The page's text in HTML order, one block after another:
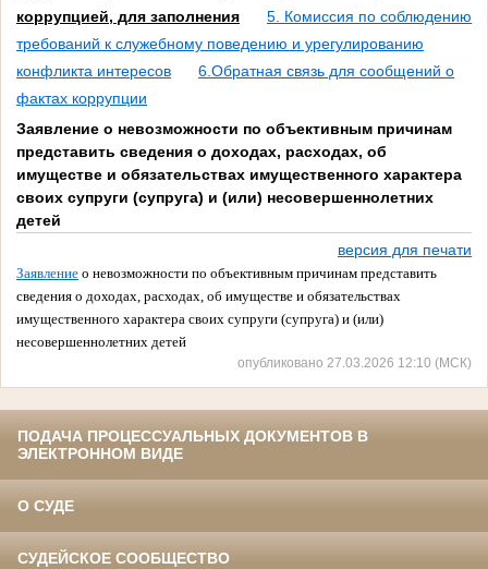
коррупцией, для заполнения
5. Комиссия по соблюдению
требований к служебному поведению и урегулированию
конфликта интересов
6.Обратная связь для сообщений о
фактах коррупции
Заявление о невозможности по объективным причинам
представить сведения о доходах, расходах, об
имуществе и обязательствах имущественного характера
своих супруги (супруга) и (или) несовершеннолетних
детей
версия для печати
Заявление о невозможности по объективным причинам представить
сведения о доходах, расходах, об имуществе и обязательствах
имущественного характера своих супруги (супруга) и (или)
несовершеннолетних детей
опубликовано 27.03.2026 12:10 (МСК)
ПОДАЧА ПРОЦЕССУАЛЬНЫХ ДОКУМЕНТОВ В
ЭЛЕКТРОННОМ ВИДЕ
О СУДЕ
СУДЕЙСКОЕ СООБЩЕСТВО